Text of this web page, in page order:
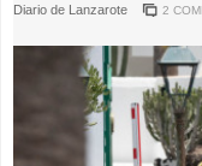
Diario de Lanzarote 2